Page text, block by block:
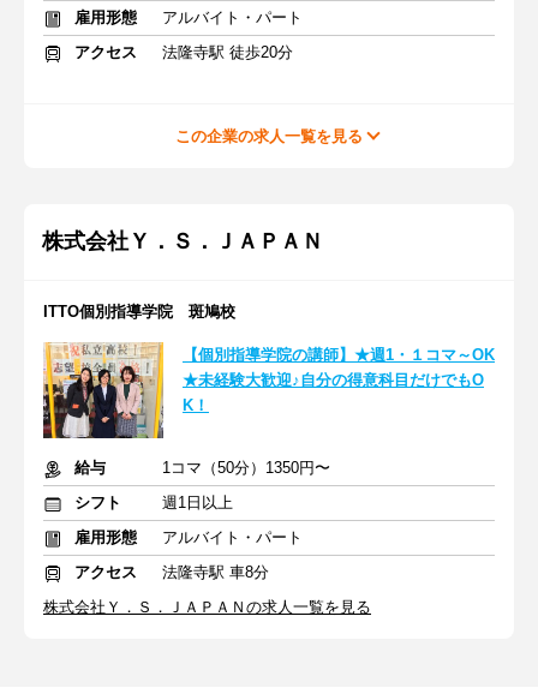
雇用形態
アルバイト・パート
アクセス
法隆寺駅 徒歩20分
この企業の求人一覧を見る
株式会社Ｙ．Ｓ．ＪＡＰＡＮ
ITTO個別指導学院 斑鳩校
【個別指導学院の講師】★週1・１コマ～OK
★未経験大歓迎♪自分の得意科目だけでもO
K！
給与
1コマ（50分）1350円〜
シフト
週1日以上
雇用形態
アルバイト・パート
アクセス
法隆寺駅 車8分
株式会社Ｙ．Ｓ．ＪＡＰＡＮの求人一覧を見る